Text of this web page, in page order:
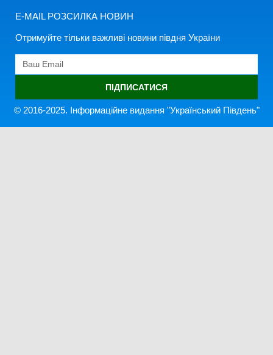
E-MAIL РОЗСИЛКА НОВИН
Отримуйте тільки важливі новини півдня України
ПІДПИСАТИСЯ
© 2016-2025. Інформаційне видання "Український Південь"